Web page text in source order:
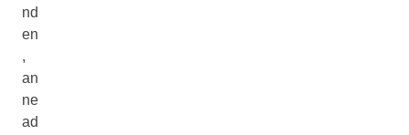
nd
en
,
an
ne
ad